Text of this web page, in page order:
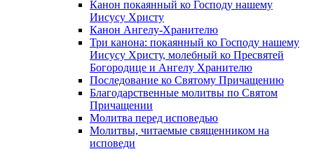
Канон покаянный ко Господу нашему
Иисусу Христу
Канон Ангелу-Хранителю
Три канона: покаянный ко Господу нашему
Иисусу Христу, молебный ко Пресвятей
Богородице и Ангелу Хранителю
Последование ко Святому Причащению
Благодарственные молитвы по Святом
Причащении
Молитва перед исповедью
Молитвы, читаемые священником на
исповеди